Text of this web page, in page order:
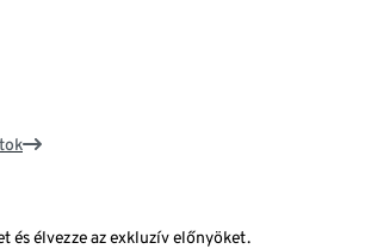
és élvezze az exkluzív előnyöket.